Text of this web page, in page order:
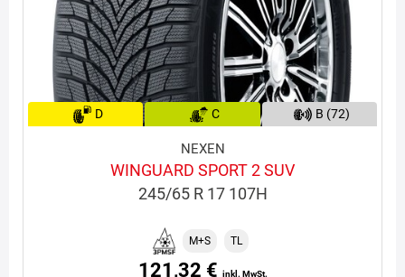
D C B (72)
NEXEN
WINGUARD SPORT 2 SUV
245/65 R 17 107H
M+S TL
121,32 € inkl. MwSt.